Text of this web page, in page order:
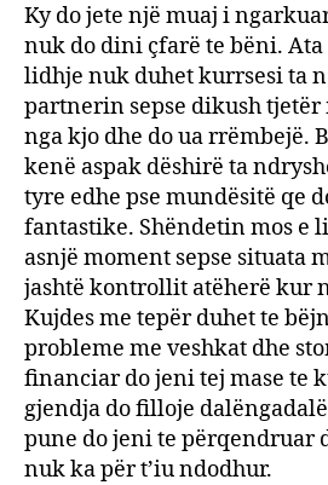
Ky do jete një muaj i
nuk do dini çfarë te bëni. Ata
lidhje nuk duhet kurrsesi ta
partnerin sepse dikush
nga kjo dhe do ua rrëmbejë.
kenë aspak dëshirë ta
tyre edhe pse mundësitë qe
fantastike. Shëndetin mos e
asnjë moment sepse situata
jashtë kontrollit atëherë kur
Kujdes me tepër duhet te
probleme me veshkat dhe
financiar do jeni tej mase te
gjendja do filloje
pune do jeni te përqendruar
nuk ka për t’iu ndodhur.